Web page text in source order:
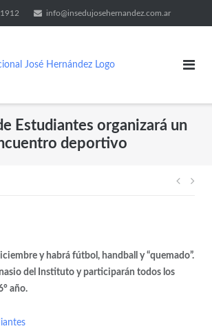
info@insedujosehernandez.com.ar
Estudiantes organizará un
deportivo
y habrá fútbol, handball y “quemado”.
del Instituto y participarán todos los
año.